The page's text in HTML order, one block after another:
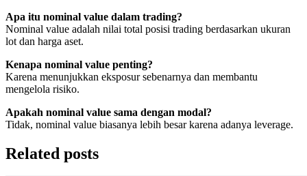
Apa itu nominal value dalam trading?
Nominal value adalah nilai total posisi trading berdasarkan ukuran
lot dan harga aset.
Kenapa nominal value penting?
Karena menunjukkan eksposur sebenarnya dan membantu
mengelola risiko.
Apakah nominal value sama dengan modal?
Tidak, nominal value biasanya lebih besar karena adanya leverage.
Related posts